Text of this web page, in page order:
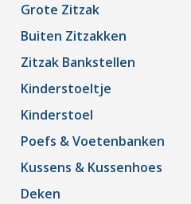
Grote Zitzak
Buiten Zitzakken
Zitzak Bankstellen
Kinderstoeltje
Kinderstoel
Poefs & Voetenbanken
Kussens & Kussenhoes
Deken